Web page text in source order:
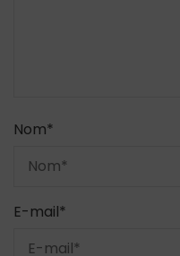
Nom*
E-mail*